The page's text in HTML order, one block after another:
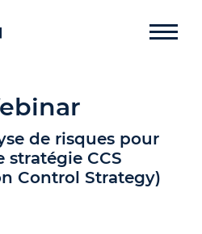
de risques pour
stratégie CCS
Control Strategy)